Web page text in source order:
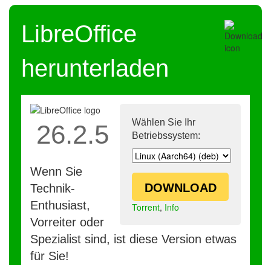
LibreOffice
herunterladen
Wählen Sie Ihr
Betriebssystem:
DOWNLOAD
Torrent, Info
26.2.5
Wenn Sie
Technik-
Enthusiast,
Vorreiter oder
Spezialist sind, ist diese Version etwas
für Sie!